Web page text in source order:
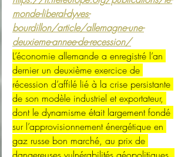
monde-liberal-dyves-
bourdillon/article/allemagne-une-
deuxieme-annee-de-recession/
L’économie allemande a enregistré l’an
dernier un deuxième exercice de
récession d’affilé lié à la crise persistante
de son modèle industriel et exportateur,
dont le dynamisme était largement fondé
sur l’approvisionnement énergétique en
gaz russe bon marché, au prix de